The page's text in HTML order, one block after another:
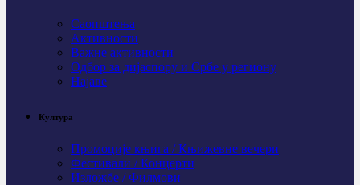
Саопштења
Активности
Важне активности
Одбор за дијаспору и Србе у региону
Најаве
Култура
Промоције књига / Књижевне вечери
Фестивали / Концерти
Изложбе / Филмови